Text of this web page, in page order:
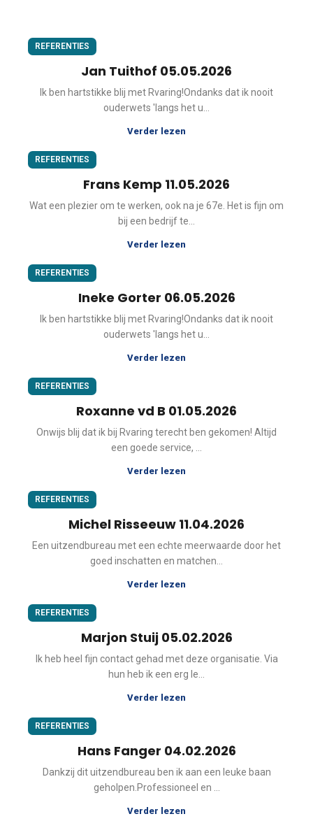
REFERENTIES
Jan Tuithof 05.05.2026
Ik ben hartstikke blij met Rvaring!Ondanks dat ik nooit
ouderwets 'langs het u...
Verder lezen
REFERENTIES
Frans Kemp 11.05.2026
Wat een plezier om te werken, ook na je 67e. Het is fijn om
bij een bedrijf te...
Verder lezen
REFERENTIES
Ineke Gorter 06.05.2026
Ik ben hartstikke blij met Rvaring!Ondanks dat ik nooit
ouderwets 'langs het u...
Verder lezen
REFERENTIES
Roxanne vd B 01.05.2026
Onwijs blij dat ik bij Rvaring terecht ben gekomen! Altijd
een goede service, ...
Verder lezen
REFERENTIES
Michel Risseeuw 11.04.2026
Een uitzendbureau met een echte meerwaarde door het
goed inschatten en matchen...
Verder lezen
REFERENTIES
Marjon Stuij 05.02.2026
Ik heb heel fijn contact gehad met deze organisatie. Via
hun heb ik een erg le...
Verder lezen
REFERENTIES
Hans Fanger 04.02.2026
Dankzij dit uitzendbureau ben ik aan een leuke baan
geholpen.Professioneel en ...
Verder lezen